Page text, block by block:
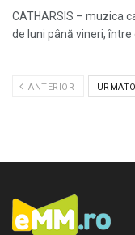
CATHARSIS – muzica
de luni până vineri, între
ANTERIOR